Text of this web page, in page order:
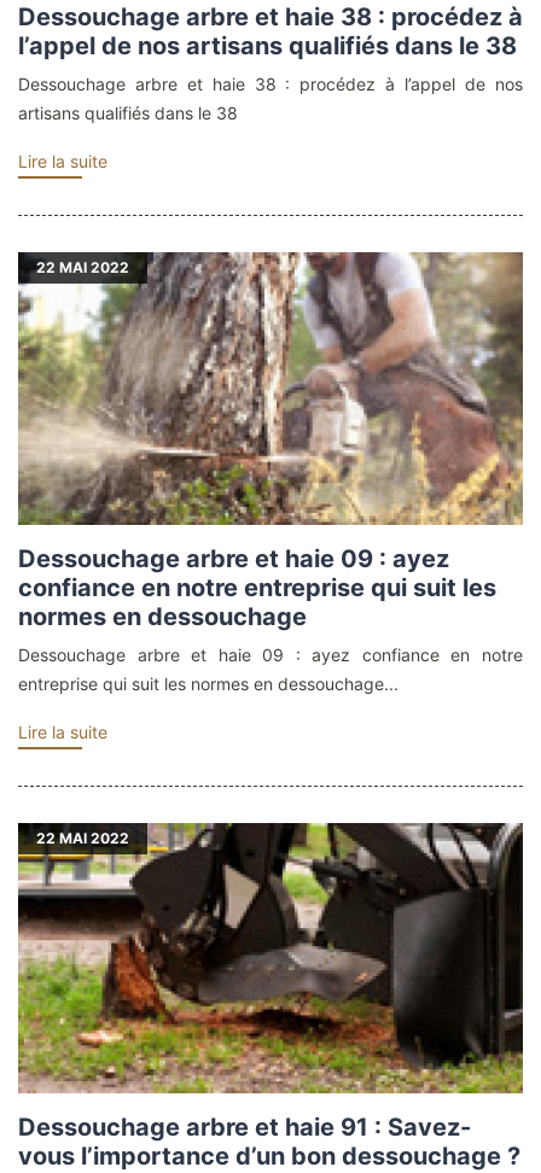
Dessouchage arbre et haie 38 : procédez à
l’appel de nos artisans qualifiés dans le 38
Dessouchage arbre et haie 38 : procédez à l’appel de nos
artisans qualifiés dans le 38
Lire la suite
22 MAI 2022
Dessouchage arbre et haie 09 : ayez
confiance en notre entreprise qui suit les
normes en dessouchage
Dessouchage arbre et haie 09 : ayez confiance en notre
entreprise qui suit les normes en dessouchage...
Lire la suite
22MAI 2022
Dessouchage arbre et haie 91 : Savez-
vous l’importance d’un bon dessouchage ?